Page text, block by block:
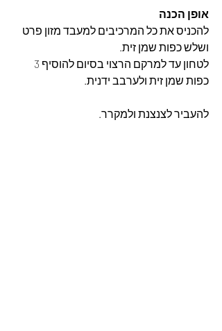
אופן הכנה
להכניס את כל המרכיבים למעבד מזון פרט
ושלש כפות שמן זית.
כפות שמן זית ולערבב ידנית.
להעביר לצנצנת ולמקרר.